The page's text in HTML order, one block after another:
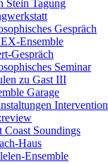
Stein Tagung
Gespräch
Ensemble
Gespräch
Seminar
zu Gast III
Garage
Intervention
Coast Soundings
Haus
Ensemble